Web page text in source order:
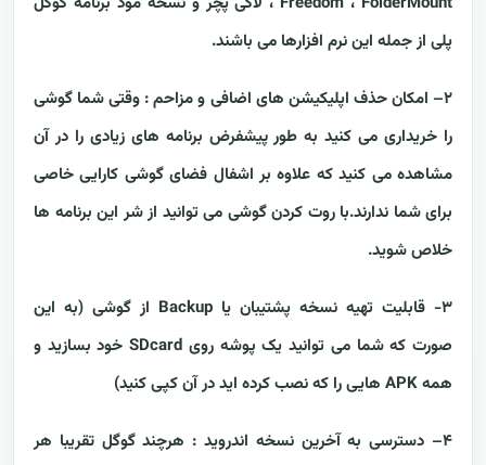
پلی از جمله این نرم افزارها می باشند.
۲– امکان حذف اپلیکیشن های اضافی و مزاحم
: وقتی شما گوشی
را خریداری می کنید به طور پیشفرض برنامه های زیادی را در آن
مشاهده می کنید که علاوه بر اشفال فضای گوشی کارایی خاصی
برای شما ندارند.با روت کردن گوشی می توانید از شر این برنامه ها
خلاص شوید.
۳- قابلیت تهیه نسخه پشتیبان یا Backup از گوشی (به این
صورت که شما می توانید یک پوشه روی SDcard خود بسازید و
همه APK هایی را که نصب کرده اید در آن کپی کنید)
۴– دسترسی به آخرین نسخه اندروید : هرچند گوگل تقریبا هر